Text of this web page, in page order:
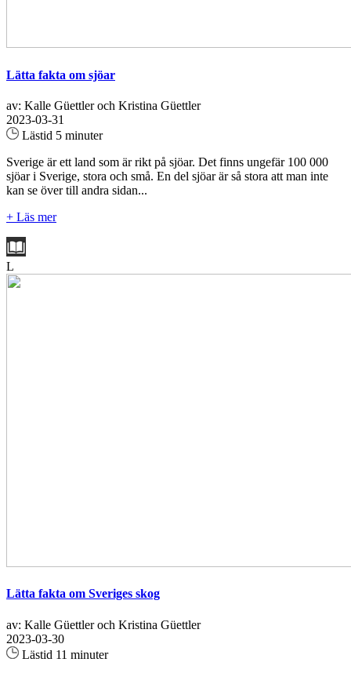
Lätta fakta om sjöar
av: Kalle Güettler och Kristina Güettler
2023-03-31
Lästid 5 minuter
Sverige är ett land som är rikt på sjöar. Det finns ungefär 100 000
sjöar i Sverige, stora och små. En del sjöar är så stora att man inte
kan se över till andra sidan...
+ Läs mer
L
Lätta fakta om Sveriges skog
av: Kalle Güettler och Kristina Güettler
2023-03-30
Lästid 11 minuter